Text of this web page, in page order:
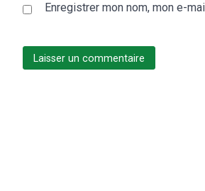
Enregistrer mon nom, mon e-